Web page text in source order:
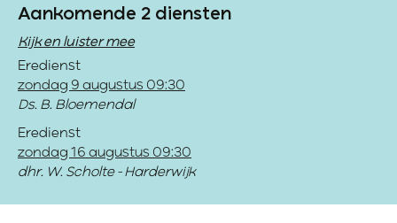
Aankomende 2 diensten
Kijk en luister mee
Eredienst
zondag 9 augustus 09:30
Ds. B. Bloemendal
Eredienst
zondag 16 augustus 09:30
dhr. W. Scholte - Harderwijk